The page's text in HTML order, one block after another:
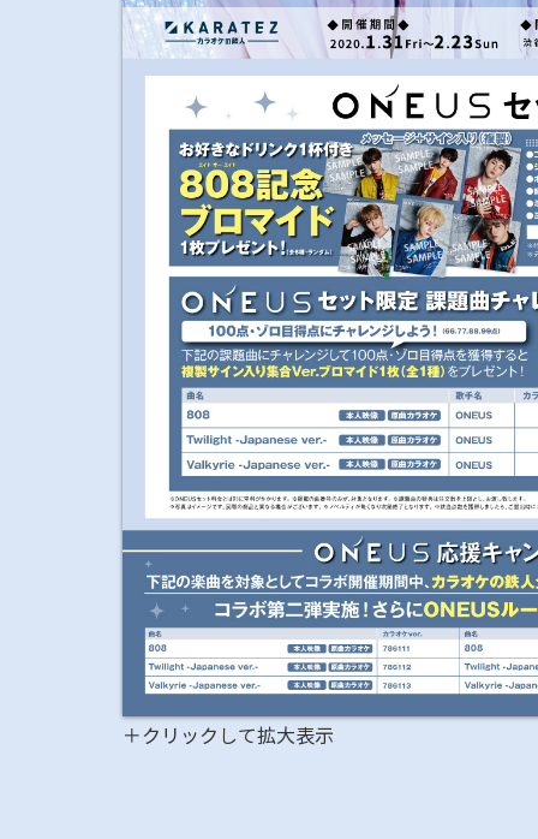
＋クリックして拡大表示